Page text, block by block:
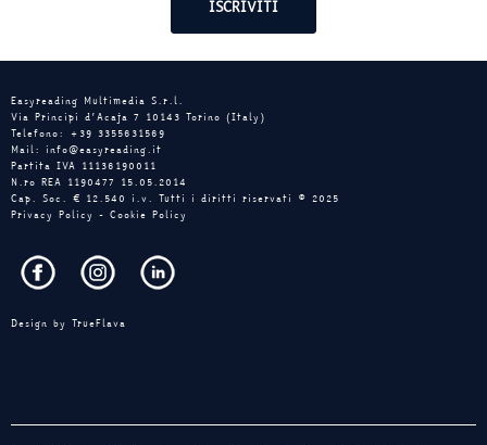
Easyreading Multimedia S.r.l.
Via Principi d’Acaja 7 10143 Torino (Italy)
Telefono: +39 3355631569
Mail: info@easyreading.it
Partita IVA 11136190011
N.ro REA 1190477 15.05.2014
Cap. Soc. € 12.540 i.v. Tutti i diritti riservati © 2025
Privacy Policy - Cookie Policy
Design by TrueFlava